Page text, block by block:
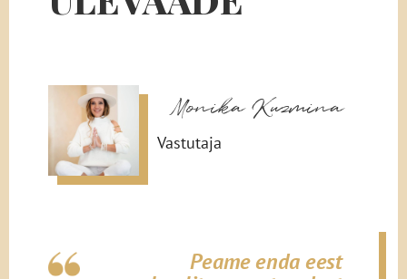
Monika Kuzmina
Vastutaja
Peame enda eest